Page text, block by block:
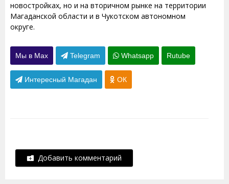
новостройках, но и на вторичном рынке на территории
Магаданской области и в Чукотском автономном
округе.
Мы в Max Telegram Whatsapp Rutube
Интересный Магадан ОК
Добавить комментарий